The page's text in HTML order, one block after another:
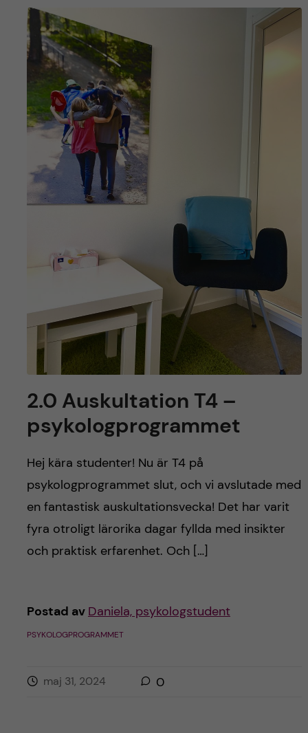
2.0 Auskultation T4 –
psykologprogrammet
Hej kära studenter! Nu är T4 på
psykologprogrammet slut, och vi avslutade med
en fantastisk auskultationsvecka! Det har varit
fyra otroligt lärorika dagar fyllda med insikter
och praktisk erfarenhet. Och […]
Postad av Daniela, psykologstudent
PSYKOLOGPROGRAMMET
maj 31, 2024 0